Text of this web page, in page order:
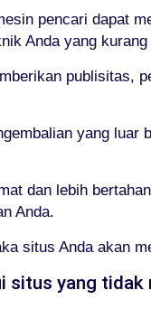
pencari dapat
Anda yang
publisitas,
yang
dan lebih
Anda.
situs Anda akan
yang tidak